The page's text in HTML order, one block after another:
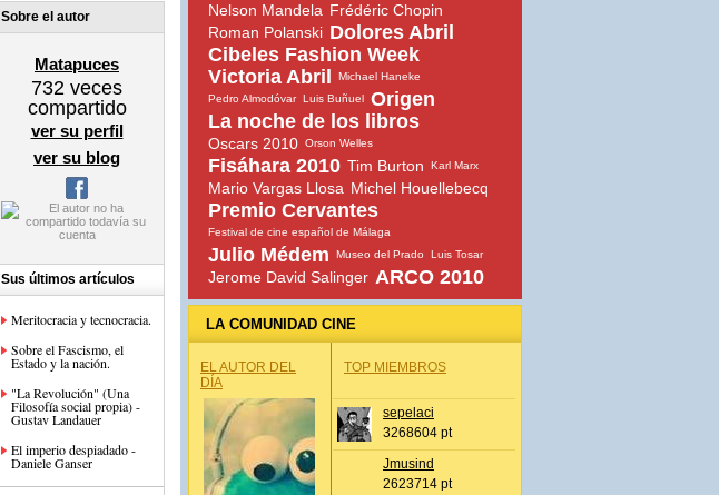
Sobre el autor
Matapuces
732 veces
compartido
ver su perfil
ver su blog
Sus últimos artículos
Meritocracia y tecnocracia.
Sobre el Fascismo, el
Estado y la nación.
"La Revolución" (Una
Filosofía social propia) -
Gustav Landauer
El imperio despiadado -
Daniele Ganser
Nelson Mandela Frédéric Chopin
Roman Polanski Dolores Abril
Cibeles Fashion Week
Victoria Abril
Michael Haneke
Pedro Almodóvar Luis Buñuel Origen
La noche de los libros
Oscars 2010 Orson Welles
Fisáhara 2010 Tim Burton Karl Marx
Mario Vargas Llosa Michel Houellebecq
Premio Cervantes
Festival de cine español de Málaga
Julio Médem Museo del Prado Luis Tosar
Jerome David Salinger ARCO 2010
LA COMUNIDAD CINE
EL AUTOR DEL
DÍA
TOP MIEMBROS
sepelaci
3268604 pt
Jmusind
2623714 pt